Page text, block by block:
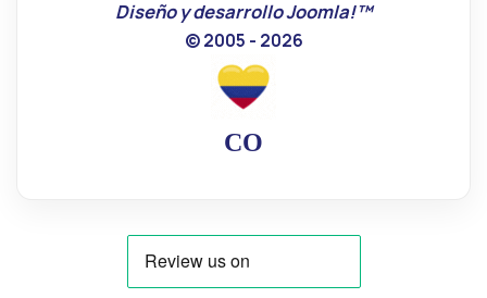
Diseño y desarrollo Joomla!™
© 2005 - 2026
CO